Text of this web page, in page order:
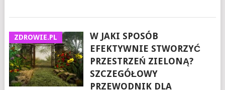
ZDROWIE.PL
W JAKI SPOSÓB
EFEKTYWNIE STWORZYĆ
PRZESTRZEŃ ZIELONĄ?
SZCZEGÓŁOWY
PRZEWODNIK DLA